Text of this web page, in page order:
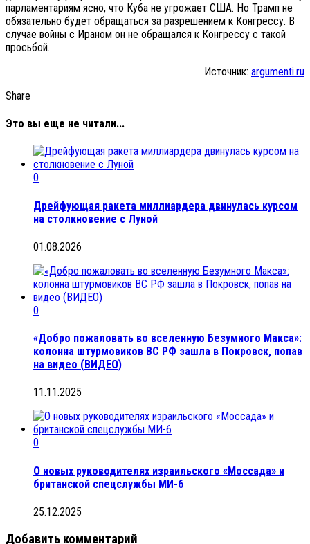
парламентариям ясно, что Куба не угрожает США. Но Трамп не
обязательно будет обращаться за разрешением к Конгрессу. В
случае войны с Ираном он не обращался к Конгрессу с такой
просьбой.
Источник: argumenti.ru
Share
Это вы еще не читали...
0
Дрейфующая ракета миллиардера двинулась курсом
на столкновение с Луной
01.08.2026
0
«Добро пожаловать во вселенную Безумного Макса»:
колонна штурмовиков ВС РФ зашла в Покровск, попав
на видео (ВИДЕО)
11.11.2025
0
О новых руководителях израильского «Моссада» и
британской спецслужбы МИ-6
25.12.2025
Добавить комментарий